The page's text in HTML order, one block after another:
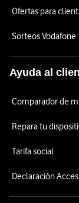
Ofertas para
Sorteos Vodafone
Ayuda al
Comparador de
Repara tu
Tarifa social
Declaración